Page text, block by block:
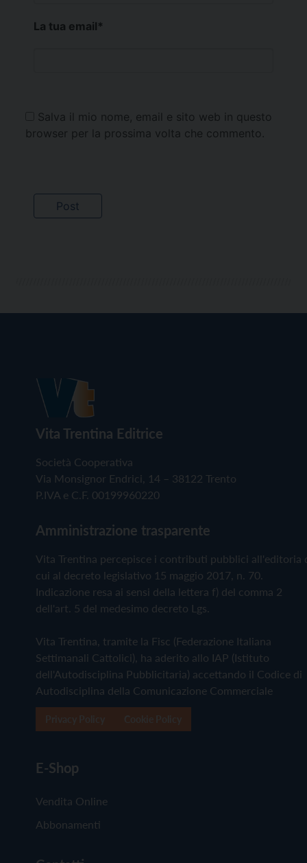
La tua email*
Salva il mio nome, email e sito web in questo
browser per la prossima volta che commento.
Vita Trentina Editrice
Società Cooperativa
Via Monsignor Endrici, 14 – 38122 Trento
P.IVA e C.F. 00199960220
Amministrazione trasparente
Vita Trentina percepisce i contributi pubblici all'editoria
cui al decreto legislativo 15 maggio 2017, n. 70.
Indicazione resa ai sensi della lettera f) del comma 2
dell'art. 5 del medesimo decreto Lgs.
Vita Trentina, tramite la Fisc (Federazione Italiana
Settimanali Cattolici), ha aderito allo IAP (Istituto
dell'Autodisciplina Pubblicitaria) accettando il Codice di
Autodisciplina della Comunicazione Commerciale
E-Shop
Vendita Online
Abbonamenti